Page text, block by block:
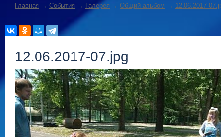
Главная → События → Галерея → Общий альбом → 12.06.2017-
12.06.2017-07.jpg